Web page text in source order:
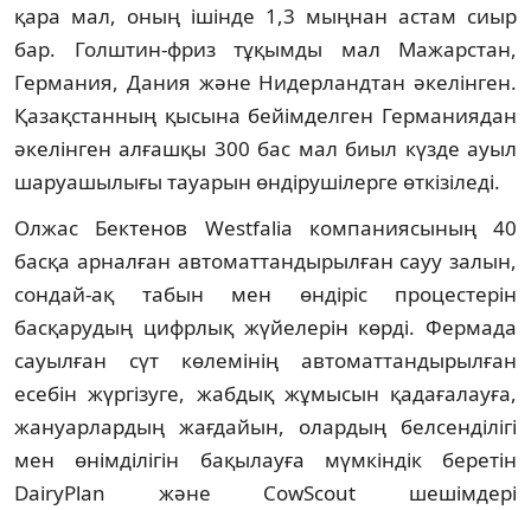
қара мал, оның ішінде 1,3 мыңнан астам сиыр
бар. Голштин-фриз тұқымды мал Мажарстан,
Германия, Дания және Нидерландтан әкелінген.
Қазақстанның қысына бейімделген Германиядан
әкелінген алғашқы 300 бас мал биыл күзде ауыл
шаруашылығы тауарын өндірушілерге өткізіледі.
Олжас Бектенов Westfalia компаниясының 40
басқа арналған автоматтандырылған сауу залын,
сондай-ақ табын мен өндіріс процестерін
басқарудың цифрлық жүйелерін көрді. Фермада
сауылған сүт көлемінің автоматтандырылған
есебін жүргізуге, жабдық жұмысын қадағалауға,
жануарлардың жағдайын, олардың белсенділігі
мен өнімділігін бақылауға мүмкіндік беретін
DairyPlan және CowScout шешімдері